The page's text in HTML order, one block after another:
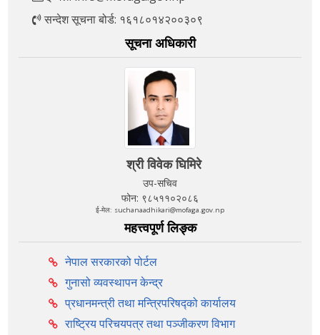
सन्देश सूचना बोर्ड: १६१८०१४२००३०९
सूचना अधिकारी
श्री विवेक घिमिरे
उप-सचिव
फोन: ९८५११०२०८६
ई-मेल: suchanaadhikari@mofaga.gov.np
महत्त्वपूर्ण लिङ्क
नेपाल सरकारको पोर्टल
गुनासो व्यवस्थापन केन्द्र
प्रधानमन्त्री तथा मन्त्रिपरिषद्को कार्यालय
राष्ट्रिय परिचयपत्र तथा पञ्‍जीकरण विभाग